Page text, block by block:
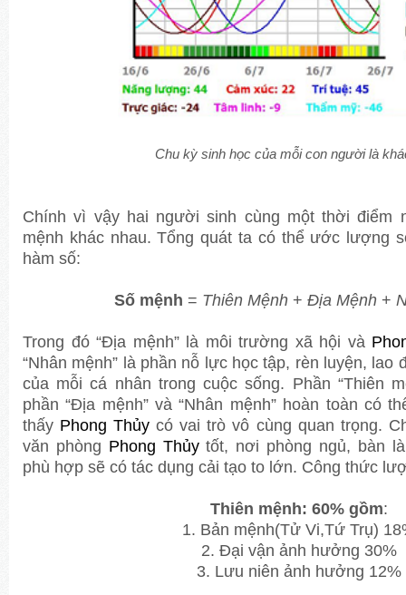
Chu kỳ sinh học của mỗi con người là
Chính vì vậy hai người sinh cùng một thời điểm
mệnh khác nhau. Tổng quát ta có thể ước lượng
hàm số:
Số mệnh = Thiên Mệnh+ Địa Mệnh+
Trong đó “Địa mệnh” là môi trường xã hội và
“Nhân mệnh” là phần nỗ lực học tập, rèn luyện, lao
của mỗi cá nhân trong cuộc sống. Phần “Thiên
phần “Địa mệnh” và “Nhân mệnh” hoàn toàn có
thấy Phong Thủy có vai trò vô cùng quan trọng.
văn phòng Phong Thủytốt, nơi phòng ngủ, bàn
phù hợp sẽ có tác dụng cải tạo to lớn. Công thức
Thiên mệnh: 60% gồm:
1. Bản mệnh(Tử Vi,Tứ Trụ)
2. Đại vận ảnh hưởng 30%
3. Lưu niên ảnh hưởng 12%